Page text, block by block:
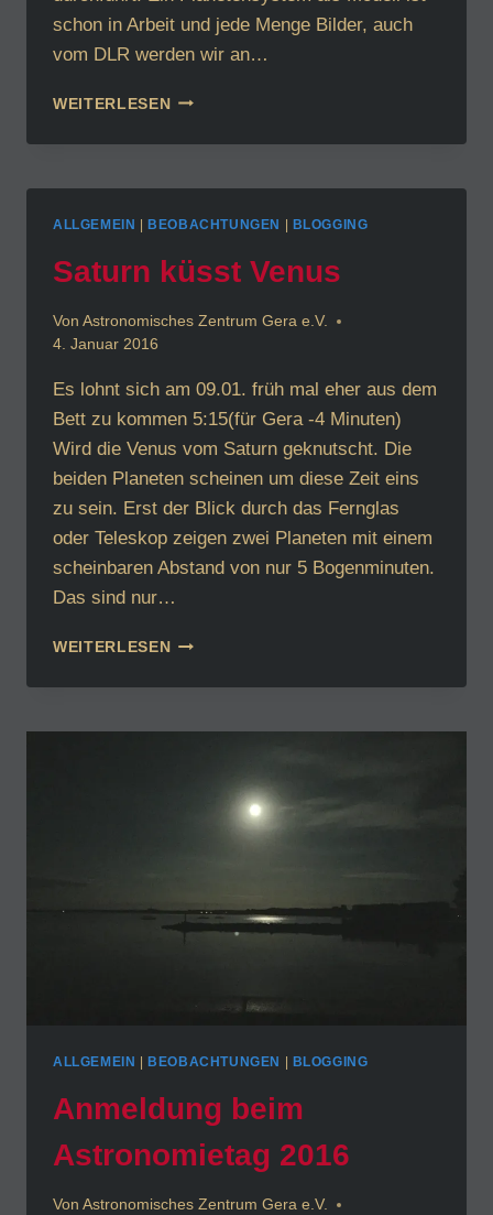
schon in Arbeit und jede Menge Bilder, auch
vom DLR werden wir an…
WEITERLESENVEREIN
BALD
ALLGEMEIN |BEOBACHTUNGEN | BLOGGING
Saturn küsst Venus
Von Astronomisches Zentrum Gera e.V.
4. Januar 2016
Es lohnt sich am 09.01. früh mal eher aus dem
Bett zu kommen 5:15(für Gera -4 Minuten)
Wird die Venus vom Saturn geknutscht. Die
beiden Planeten scheinen um diese Zeit eins
zu sein. Erst der Blick durch das Fernglas
oder Teleskop zeigen zwei Planeten mit einem
scheinbaren Abstand von nur 5 Bogenminuten.
Das sind nur…
WEITERLESENSATURN
VENUS
ALLGEMEIN |BEOBACHTUNGEN | BLOGGING
Anmeldung beim
Astronomietag 2016
Von Astronomisches Zentrum Gera e.V.